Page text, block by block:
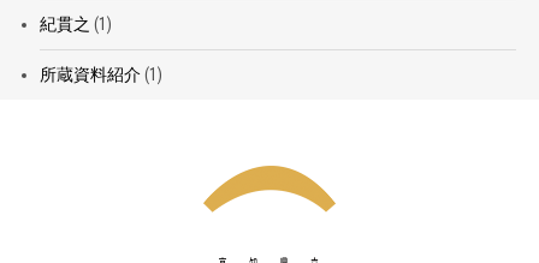
紀貫之 (1)
所蔵資料紹介(1)